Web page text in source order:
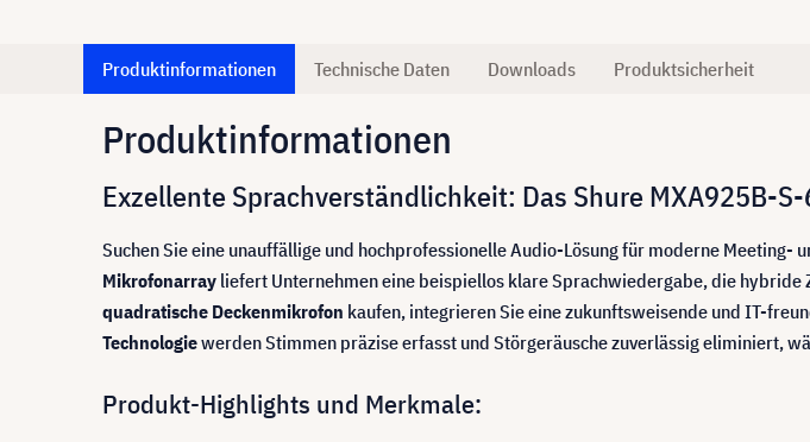
Produktinformationen Technische Daten Downloads Produktsicherheit
Produktinformationen
Exzellente Sprachverständlichkeit: Das Shure MXA925B-S-
Suchen Sie eine unauffällige und hochprofessionelle Audio-Lösung für moderne Meeting-
Mikrofonarray liefert Unternehmen eine beispiellos klare Sprachwiedergabe, die hybride
quadratische Deckenmikrofon kaufen, integrieren Sie eine zukunftsweisende und IT-
Technologiewerden Stimmen präzise erfasst und Störgeräusche zuverlässig eliminiert,
Produkt-Highlights und Merkmale: